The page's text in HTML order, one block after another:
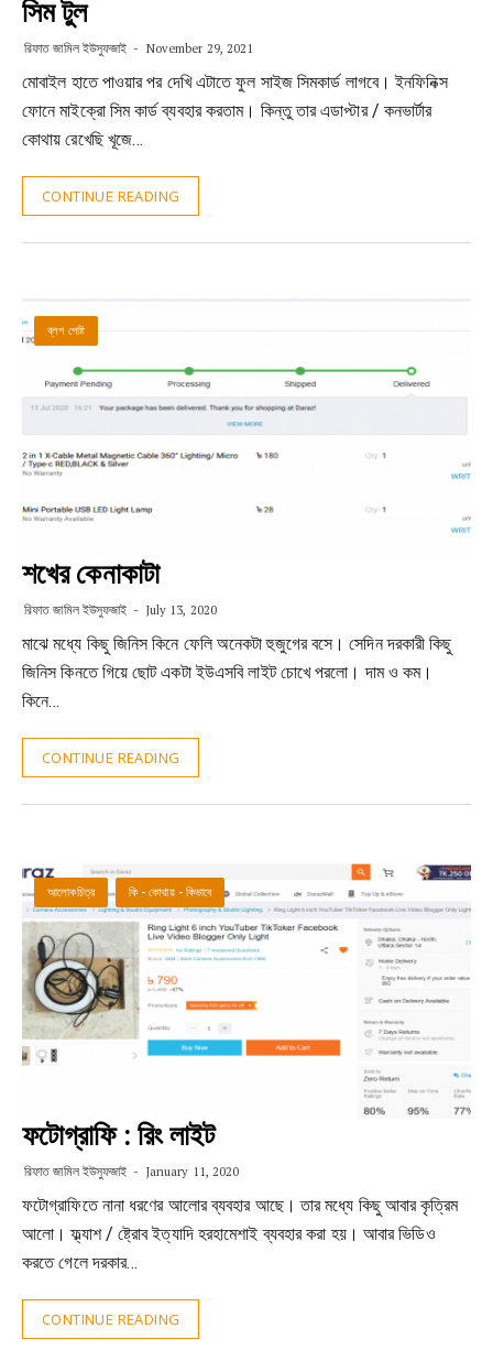
সিম টুল
রিফাত জামিল ইউসুফজাই November 29, 2021
মোবাইল হাতে পাওয়ার পর দেখি এটাতে ফুল সাইজ সিমকার্ড লাগবে। ইনফিনিক্স
ফোনে মাইক্রো সিম কার্ড ব্যবহার করতাম। কিন্তু তার এডাপ্টার / কনভার্টার
কোথায় রেখেছি খূজে…
CONTINUE READING
ব্লগ পোষ্ট
শখের কেনাকাটা
রিফাত জামিল ইউসুফজাই July 13, 2020
মাঝে মধ্যে কিছু জিনিস কিনে ফেলি অনেকটা হুজুগের বসে। সেদিন দরকারী কিছু
জিনিস কিনতে গিয়ে ছোট একটা ইউএসবি লাইট চোখে পরলো। দাম ও কম।
কিনে…
CONTINUE READING
আলোকচিত্র কি - কোথায় - কিভাবে
ফটোগ্রাফি : রিং লাইট
রিফাত জামিল ইউসুফজাই January 11, 2020
ফটোগ্রাফিতে নানা ধরণের আলোর ব্যবহার আছে। তার মধ্যে কিছু আবার কৃত্রিম
আলো। ফ্ল্যাশ / ষ্ট্রোব ইত্যাদি হরহামেশাই ব্যবহার করা হয়। আবার ভিডিও
করতে গেলে দরকার…
CONTINUE READING